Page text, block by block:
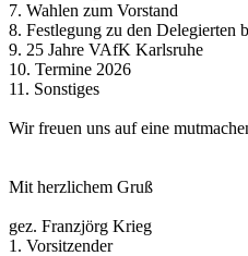
7. Wahlen zum Vorstand
8. Festlegung zu den Delegierten
9. 25 Jahre VAfK Karlsruhe
10. Termine 2026
11. Sonstiges
Wir freuen uns auf eine
Mit herzlichem Gruß
gez. Franzjörg Krieg
1. Vorsitzender